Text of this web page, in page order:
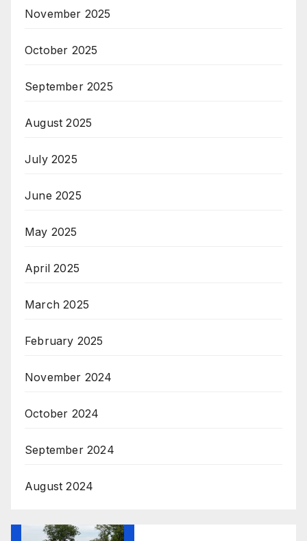
November 2025
October 2025
September 2025
August 2025
July 2025
June 2025
May 2025
April 2025
March 2025
February 2025
November 2024
October 2024
September 2024
August 2024